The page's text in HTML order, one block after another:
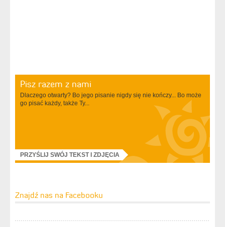
Pisz razem z nami
Dlaczego otwarty? Bo jego pisanie nigdy się nie kończy... Bo może
go pisać każdy, także Ty...
PRZYŚLIJ SWÓJ TEKST I ZDJĘCIA
Znajdź nas na Facebooku